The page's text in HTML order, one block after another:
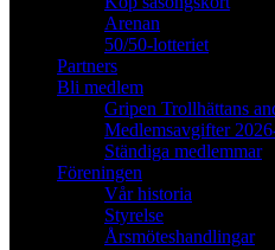
Arenan
50/50-lotteriet
Partners
Bli medlem
Gripen Trollhättans
Medlemsavgifter
Ständiga medlemmar
Föreningen
Vår historia
Styrelse
Årsmöteshandlingar